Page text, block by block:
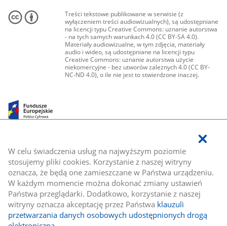
W celu świadczenia usług na najwyższym poziomie
stosujemy pliki cookies. Korzystanie z naszej witryny
oznacza, że będą one zamieszczane w Państwa urządzeniu.
W każdym momencie można dokonać zmiany ustawień
Państwa przeglądarki. Dodatkowo, korzystanie z naszej
witryny oznacza akceptację przez Państwa klauzuli
przetwarzania danych osobowych udostępnionych drogą
Treści tekstowe publikowane w serwisie (z
wyłączeniem treści audiowizualnych), są udostępniane
na licencji typu Creative Commons: uznanie autorstwa
- na tych samych warunkach 4.0 (CC BY-SA 4.0).
Materiały audiowizualne, w tym zdjęcia, materiały
audio i wideo, są udostępniane na licencji typu
Creative Commons: uznanie autorstwa użycie
niekomercyjne - bez utworów zależnych 4.0 (CC BY-
NC-ND 4.0), o ile nie jest to stwierdzone inaczej.